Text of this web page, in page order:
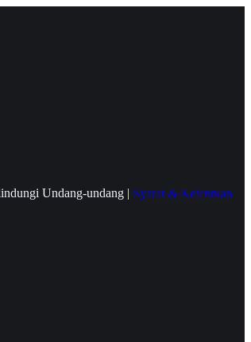
Undang-undang | Syarat & Ketentuan